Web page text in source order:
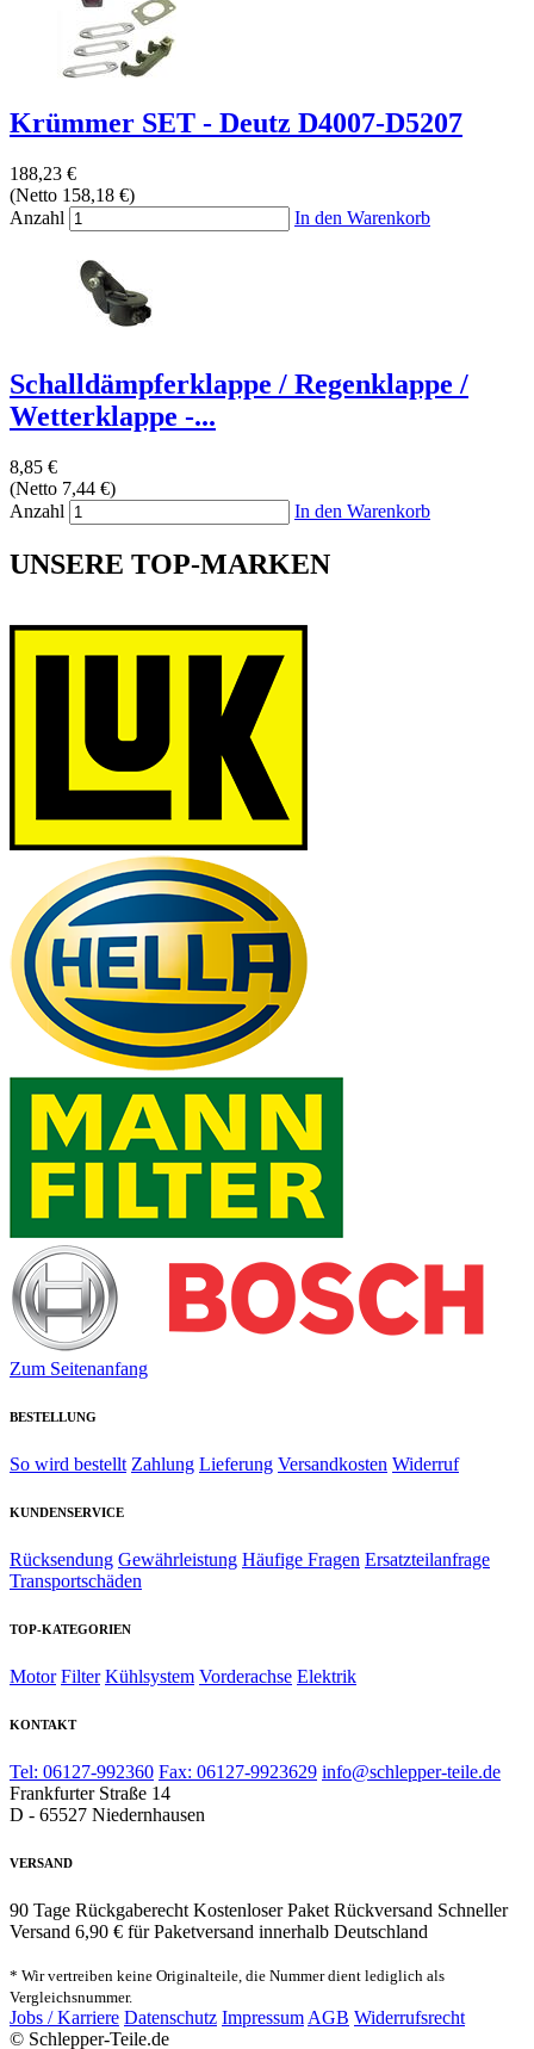
Krümmer SET - Deutz D4007-D5207
188,23 €
(Netto 158,18 €)
Anzahl
In den Warenkorb
Schalldämpferklappe / Regenklappe /
Wetterklappe -...
8,85 €
(Netto 7,44 €)
Anzahl
In den Warenkorb
UNSERE TOP-MARKEN
Zum Seitenanfang
BESTELLUNG
So wird bestellt Zahlung Lieferung Versandkosten Widerruf
KUNDENSERVICE
Rücksendung Gewährleistung Häufige Fragen Ersatzteilanfrage
Transportschäden
TOP-KATEGORIEN
Motor Filter Kühlsystem Vorderachse Elektrik
KONTAKT
Tel: 06127-992360 Fax: 06127-9923629 info@schlepper-teile.de
Frankfurter Straße 14
D - 65527 Niedernhausen
VERSAND
90 Tage Rückgaberecht Kostenloser Paket Rückversand Schneller
Versand 6,90 € für Paketversand innerhalb Deutschland
* Wir vertreiben keine Originalteile, die Nummer dient lediglich als
Vergleichsnummer.
Jobs / Karriere Datenschutz Impressum AGB Widerrufsrecht
© Schlepper-Teile.de